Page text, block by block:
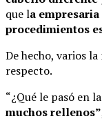
que la
procedimientos
De hecho, varios
respecto.
“¿Qué le pasó en la
muchos rellenos”